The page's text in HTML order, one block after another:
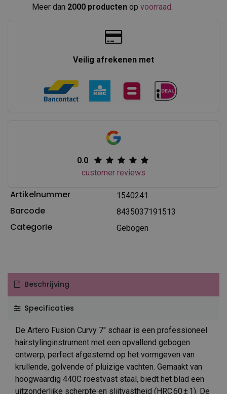
Meer dan 2000 producten op voorraad
Veilig afrekenen met
0.0
customer reviews
Artikelnummer 1540241
Barcode 8435037191513
Categorie Gebogen
Beschrijving
Specificaties
De Artero Fusion Curvy 7″ schaar is een professioneel
hairstylinginstrument met een opvallend gebogen
ontwerp, perfect afgestemd op het vormgeven van
krullende, golvende of pluizige vachten. Gemaakt van
hoogwaardig 440C roestvast staal, biedt het blad een
uitzonderlijke scherpte en slijtvastheid (HRC 60 ± 1). De